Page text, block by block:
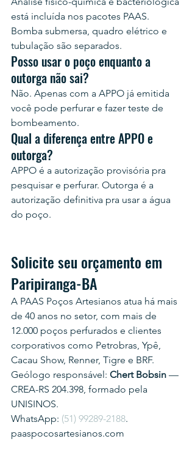
está incluída nos pacotes PAAS.
Bomba submersa, quadro elétrico e
tubulação são separados.
Posso usar o poço enquanto a
outorga não sai?
Não. Apenas com a APPO já emitida
você pode perfurar e fazer teste de
bombeamento.
Qual a diferença entre APPO e
outorga?
APPO é a autorização provisória pra
pesquisar e perfurar. Outorga é a
autorização definitiva pra usar a água
do poço.
Solicite seu orçamento em
Paripiranga-BA
A PAAS Poços Artesianos atua há mais
de 40 anos no setor, com mais de
12.000 poços perfurados e clientes
corporativos como Petrobras, Ypê,
Cacau Show, Renner, Tigre e BRF.
Geólogo responsável: Chert Bobsin —
CREA-RS 204.398, formado pela
UNISINOS.
WhatsApp: (51) 99289-2188.
paaspocosartesianos.com